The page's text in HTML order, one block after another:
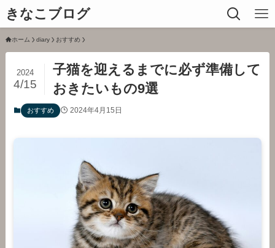
きなこブログ
ホーム diary おすすめ
子猫を迎えるまでに必ず準備して
おきたいもの9選
2024
4/15
おすすめ 2024年4月15日